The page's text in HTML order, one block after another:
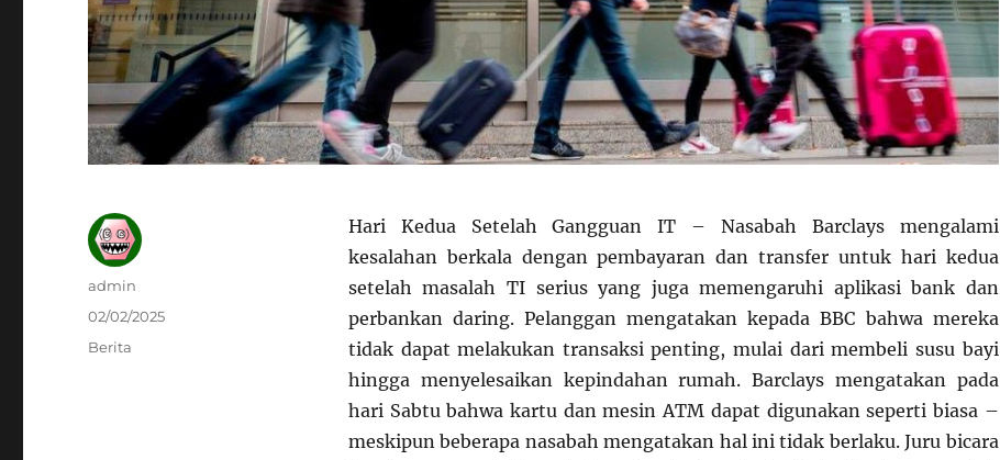
Hari Kedua Setelah Gangguan IT – Nasabah Barclays mengalami
kesalahan berkala dengan pembayaran dan transfer untuk hari kedua
setelah masalah TI serius yang juga memengaruhi aplikasi bank dan
perbankan daring. Pelanggan mengatakan kepada BBC bahwa mereka
tidak dapat melakukan transaksi penting, mulai dari membeli susu bayi
hingga menyelesaikan kepindahan rumah. Barclays mengatakan pada
hari Sabtu bahwa kartu dan mesin ATM dapat digunakan seperti biasa –
meskipun beberapa nasabah mengatakan hal ini tidak berlaku. Juru bicara
Author
admin
Posted
02/02/2025
Categories
Berita